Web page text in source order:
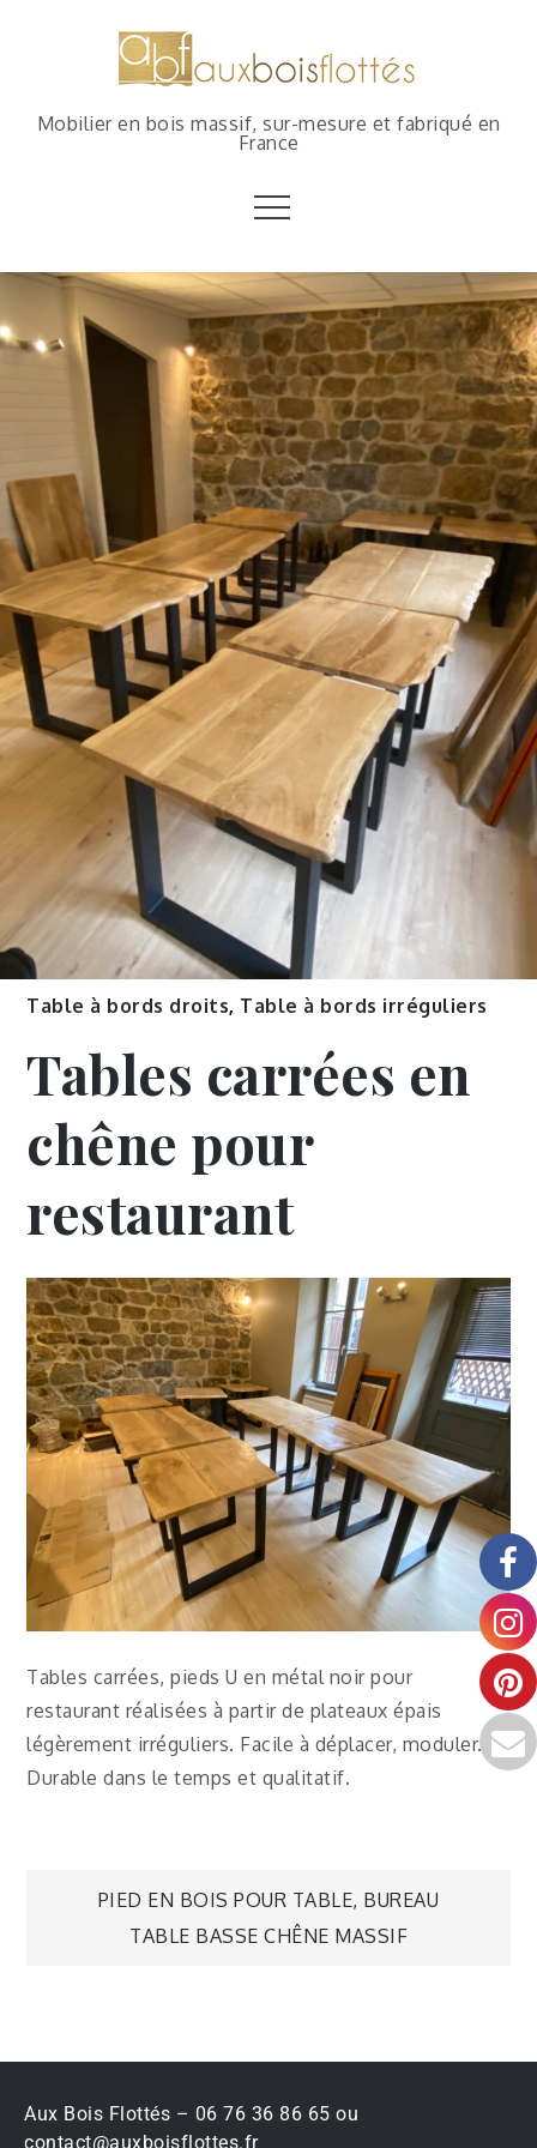
Mobilier en bois massif, sur-mesure et fabriqué en
France
Table à bords droits, Table à bords irréguliers
Tables carrées en
chêne pour
restaurant
Tables carrées, pieds U en métal noir pour
restaurant réalisées à partir de plateaux épais
légèrement irréguliers. Facile à déplacer, moduler.
Durable dans le temps et qualitatif.
PIED EN BOIS POUR TABLE, BUREAU
TABLE BASSE CHÊNE MASSIF
Aux Bois Flottés – 06 76 36 86 65 ou
contact@auxboisflottes.fr